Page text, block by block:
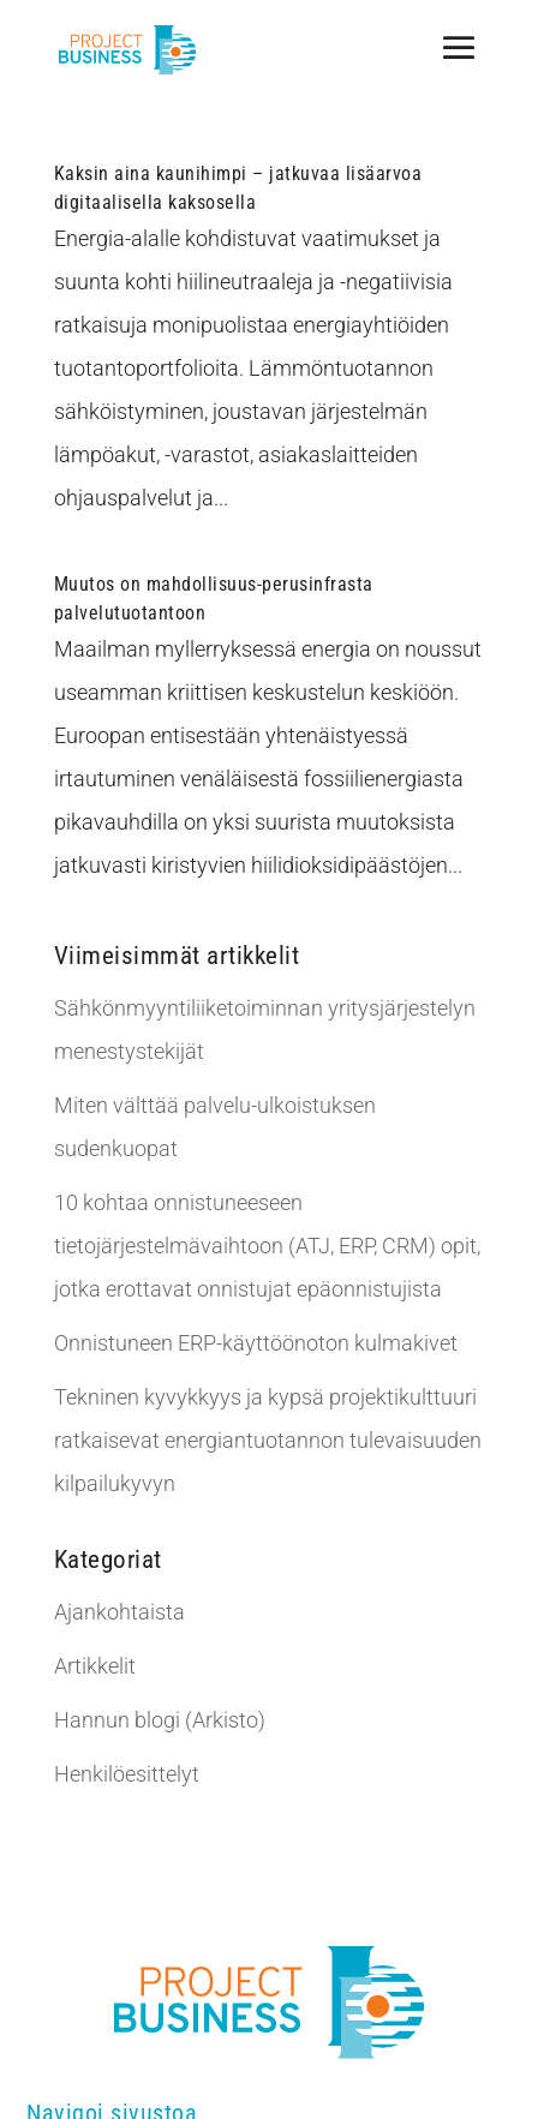
Kaksin aina kaunihimpi – jatkuvaa lisäarvoa
digitaalisella kaksosella
Energia-alalle kohdistuvat vaatimukset ja
suunta kohti hiilineutraaleja ja -negatiivisia
ratkaisuja monipuolistaa energiayhtiöiden
tuotantoportfolioita. Lämmöntuotannon
sähköistyminen, joustavan järjestelmän
lämpöakut, -varastot, asiakaslaitteiden
ohjauspalvelut ja...
Muutos on mahdollisuus-perusinfrasta
palvelutuotantoon
Maailman myllerryksessä energia on noussut
useamman kriittisen keskustelun keskiöön.
Euroopan entisestään yhtenäistyessä
irtautuminen venäläisestä fossiilienergiasta
pikavauhdilla on yksi suurista muutoksista
jatkuvasti kiristyvien hiilidioksidipäästöjen...
Viimeisimmät artikkelit
Sähkönmyyntiliiketoiminnan yritysjärjestelyn
menestystekijät
Miten välttää palvelu-ulkoistuksen
sudenkuopat
10 kohtaa onnistuneeseen
tietojärjestelmävaihtoon (ATJ, ERP, CRM) opit,
jotka erottavat onnistujat epäonnistujista
Onnistuneen ERP-käyttöönoton kulmakivet
Tekninen kyvykkyys ja kypsä projektikulttuuri
ratkaisevat energiantuotannon tulevaisuuden
kilpailukyvyn
Kategoriat
Ajankohtaista
Artikkelit
Hannun blogi (Arkisto)
Henkilöesittelyt